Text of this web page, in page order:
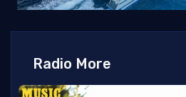
Radio More